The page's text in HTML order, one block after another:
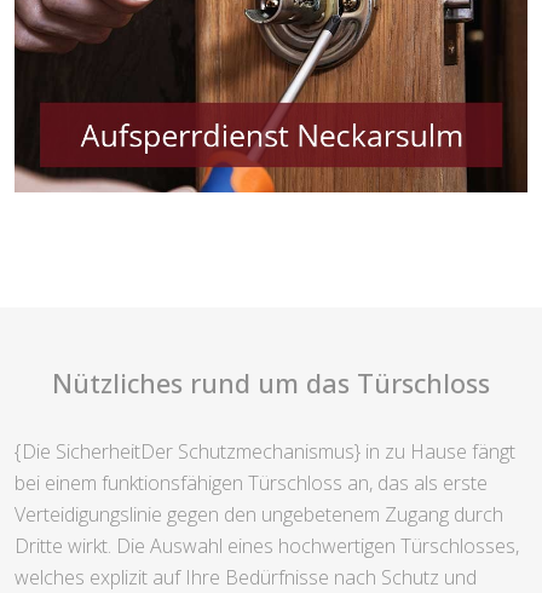
Nützliches rund um das Türschloss
{Die SicherheitDer Schutzmechanismus} in zu Hause fängt
bei einem funktionsfähigen Türschloss an, das als erste
Verteidigungslinie gegen den ungebetenem Zugang durch
Dritte wirkt. Die Auswahl eines hochwertigen Türschlosses,
welches explizit auf Ihre Bedürfnisse nach Schutz und